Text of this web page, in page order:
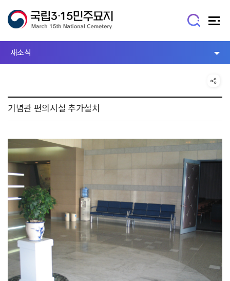
새소식
기념관 편의시설 추가설치